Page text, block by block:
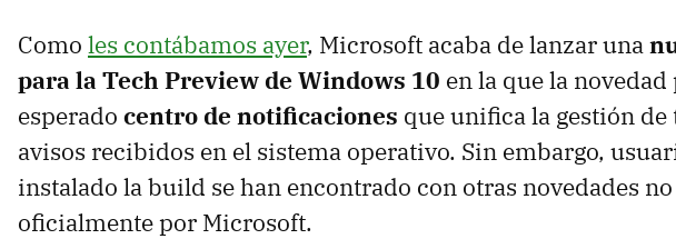
Como les contábamos ayer, Microsoft acaba de lanzar una
para la Tech Preview de Windows 10 en la que la
esperado centro de notificaciones que unifica la gestión de
avisos recibidos en el sistema operativo. Sin embargo,
instalado la build se han encontrado con otras novedades
oficialmente por Microsoft.